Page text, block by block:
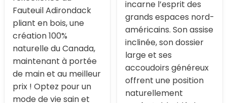
Fauteuil Adirondack
pliant en bois, une
création 100%
naturelle du Canada,
maintenant à portée
de main et au meilleur
prix ! Optez pour un
mode de vie sain et
incarne l’esprit des
grands espaces nord-
américains. Son assise
inclinée, son dossier
large et ses
accoudoirs généreux
offrent une position
naturellement